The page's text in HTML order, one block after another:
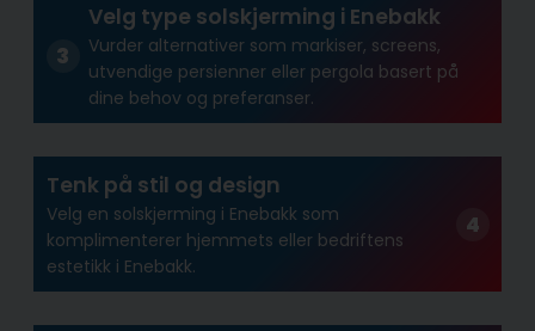
Velg type solskjerming i Enebakk
Vurder alternativer som markiser, screens,
utvendige persienner eller pergola basert på
dine behov og preferanser.
Tenk på stil og design
Velg en solskjerming i Enebakk som
komplimenterer hjemmets eller bedriftens
estetikk i Enebakk.